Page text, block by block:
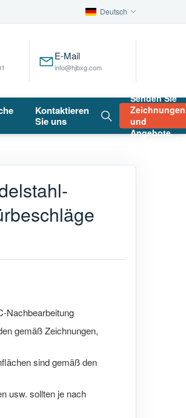
Deutsch
E-Mail
info@hjbxg.com
Kontaktieren
Sie uns
Senden Sie
Zeichnungen
und
Angebote.
Nachbearbeitung
gemäß Zeichnungen,
sind gemäß den
usw. sollten je nach